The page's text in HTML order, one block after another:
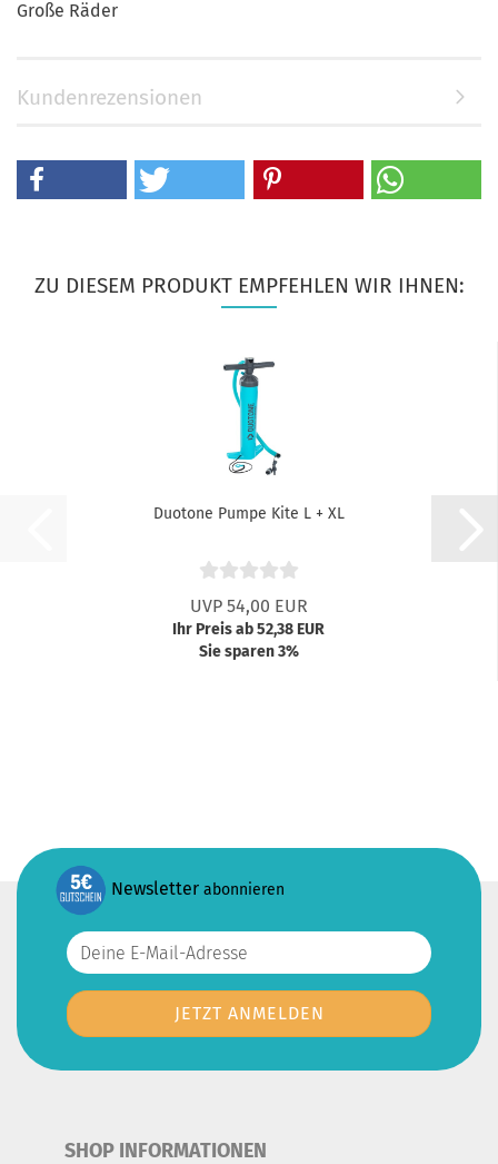
Große Räder
Kundenrezensionen
ZU DIESEM PRODUKT EMPFEHLEN WIR IHNEN:
Duotone Pumpe Kite L + XL
UVP 54,00 EUR
Ihr Preis ab 52,38 EUR
Sie sparen 3%
Newsletter abonnieren
SHOP INFORMATIONEN